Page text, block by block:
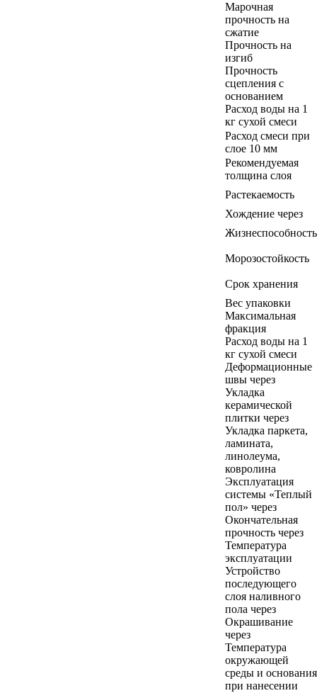
Марочная
прочность на
сжатие
Прочность на
изгиб
Прочность
сцепления с
основанием
Расход воды на 1
кг сухой смеси
Расход смеси при
слое 10 мм
Рекомендуемая
толщина слоя
Растекаемость
Хождение через
Жизнеспособность
Морозостойкость
Срок хранения
Вес упаковки
Максимальная
фракция
Расход воды на 1
кг сухой смеси
Деформационные
швы через
Укладка
керамической
плитки через
Укладка паркета,
ламината,
линолеума,
ковролина
Эксплуатация
системы «Теплый
пол» через
Окончательная
прочность через
Температура
эксплуатации
Устройство
последующего
слоя наливного
пола через
Окрашивание
через
Температура
окружающей
среды и основания
при нанесении